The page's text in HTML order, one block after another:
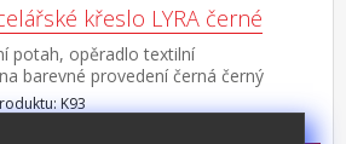
křeslo LYRA černé
potah, opěradlo textilní
barevné provedení černá černý
kříž a područky výška sedu 41-51 cm
K93